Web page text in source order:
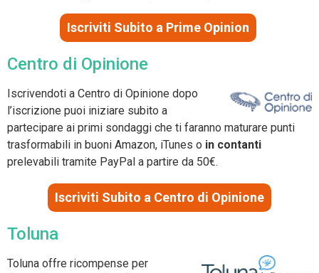
Iscriviti Subito a Prime Opinion
Centro di Opinione
Iscrivendoti a Centro di Opinione dopo
l’iscrizione puoi iniziare subito a
partecipare ai primi sondaggi che ti faranno maturare punti
trasformabili in buoni Amazon, iTunes o in contanti
prelevabili tramite PayPal a partire da 50€.
Iscriviti Subito a Centro di Opinione
Toluna
Toluna offre ricompense per